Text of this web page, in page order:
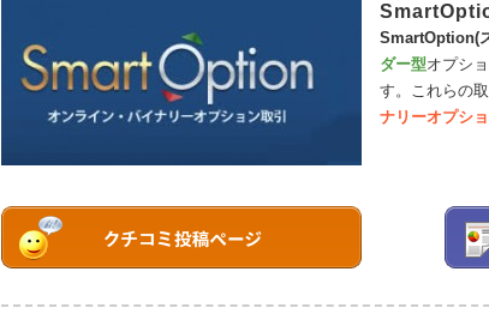
SmartOption(
ダー型オプシ
す。これらの
ナリーオプシ